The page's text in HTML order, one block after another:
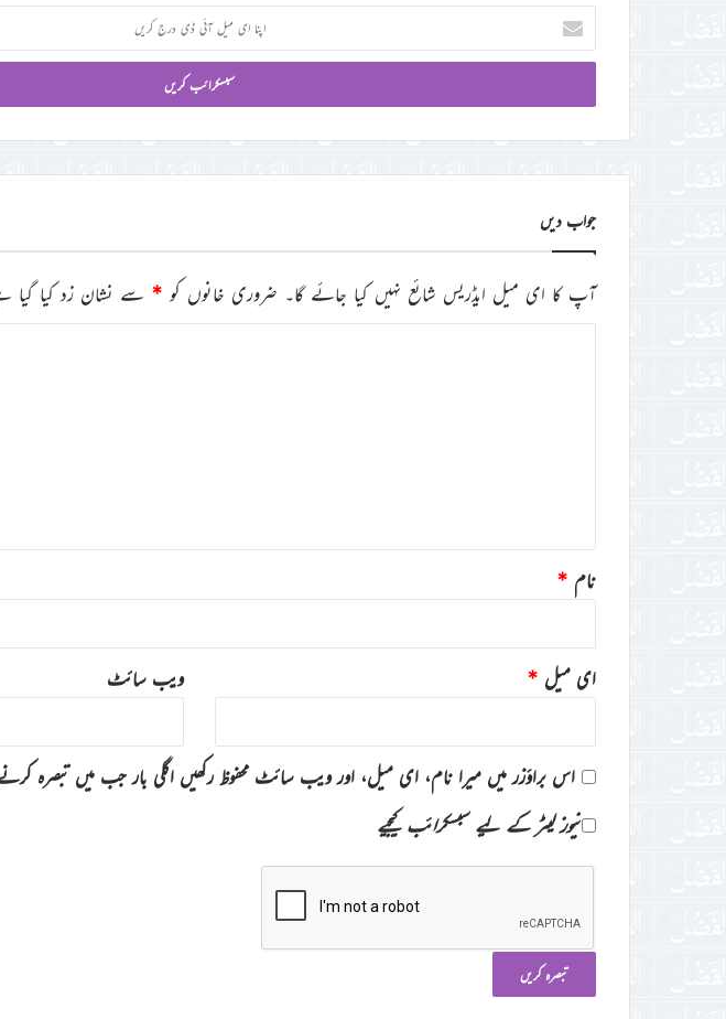
اپنا
ای
میل
ڈی
جواب دیں
آپ کا ای میل ایڈریس شائع نہیں کیا جائے گا۔ ضروری خانوں کو * سے نشان زد کیا گیا
نام *
ای میل * ویب‌ سائٹ
اس براؤزر میں میرا نام، ای میل، اور ویب سائٹ محفوظ رکھیں اگلی بار جب میں تبصرہ
نیوز لیٹر کے لیے سبسکرائب کیجیے